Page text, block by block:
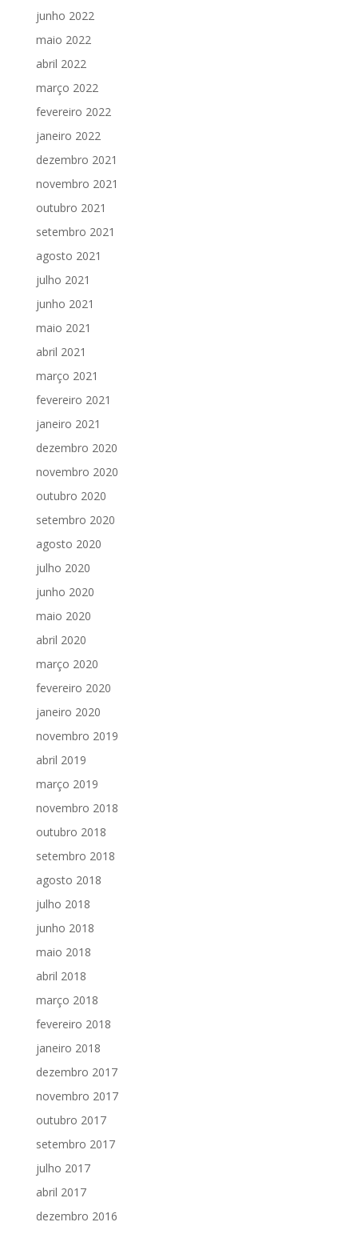
junho 2022
maio 2022
abril 2022
março 2022
fevereiro 2022
janeiro 2022
dezembro 2021
novembro 2021
outubro 2021
setembro 2021
agosto 2021
julho 2021
junho 2021
maio 2021
abril 2021
março 2021
fevereiro 2021
janeiro 2021
dezembro 2020
novembro 2020
outubro 2020
setembro 2020
agosto 2020
julho 2020
junho 2020
maio 2020
abril 2020
março 2020
fevereiro 2020
janeiro 2020
novembro 2019
abril 2019
março 2019
novembro 2018
outubro 2018
setembro 2018
agosto 2018
julho 2018
junho 2018
maio 2018
abril 2018
março 2018
fevereiro 2018
janeiro 2018
dezembro 2017
novembro 2017
outubro 2017
setembro 2017
julho 2017
abril 2017
dezembro 2016